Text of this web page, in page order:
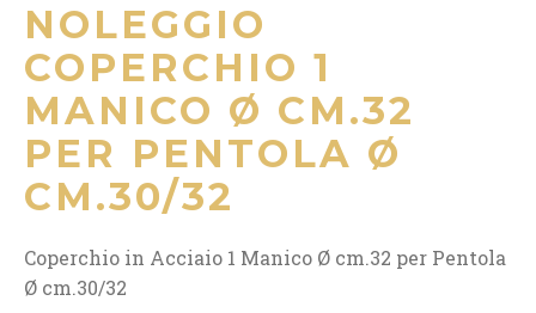
NOLEGGIO
COPERCHIO 1
MANICO Ø CM.32
PER PENTOLA Ø
CM.30/32
Coperchio in Acciaio 1 Manico Ø cm.32 per Pentola
Ø cm.30/32